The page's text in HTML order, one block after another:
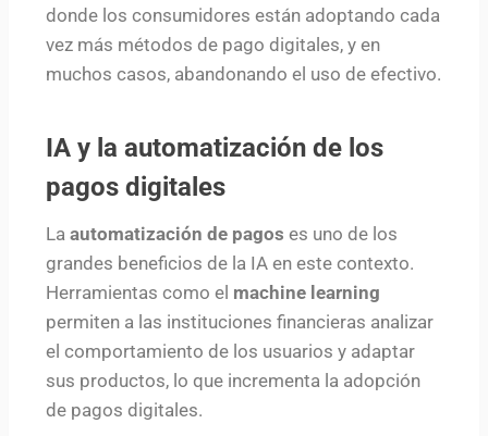
donde los consumidores están adoptando cada
vez más métodos de pago digitales, y en
muchos casos, abandonando el uso de efectivo.
IA y la automatización de los
pagos digitales
La automatización de pagos es uno de los
grandes beneficios de la IA en este contexto.
Herramientas como el machine learning
permiten a las instituciones financieras analizar
el comportamiento de los usuarios y adaptar
sus productos, lo que incrementa la adopción
de pagos digitales.